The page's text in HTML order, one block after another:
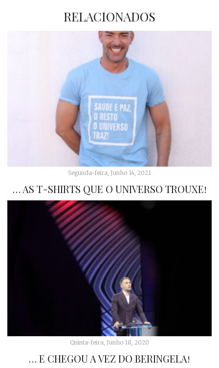
RELACIONADOS
Segunda-feira, Junho 14, 2021
… AS T-SHIRTS QUE O UNIVERSO TROUXE!
Quinta-feira, Junho 18, 2020
… E CHEGOU A VEZ DO BERINGELA!